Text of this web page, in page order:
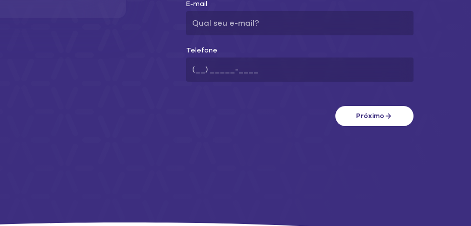
sistemas corporativos em uma rede interna privada. Em situações em que
acessar remotamente dispositivos conectados pela Internet pública, seria
o uso de um endereço IP privado fixo com uma VPN segura (rede
E-mail
Telefone
Próximo